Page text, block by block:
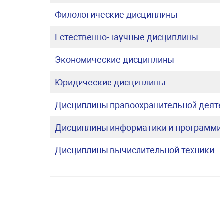
Филологические дисциплины
Естественно-научные дисциплины
Экономические дисциплины
Юридические дисциплины
Дисциплины правоохранительной
Дисциплины информатики и
Дисциплины вычислительной техники